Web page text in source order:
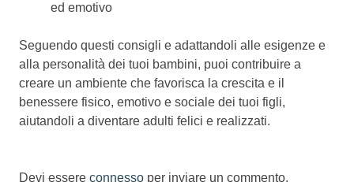
ed emotivo
Seguendo questi consigli e adattandoli alle esigenze e
alla personalità dei tuoi bambini, puoi contribuire a
creare un ambiente che favorisca la crescita e il
benessere fisico, emotivo e sociale dei tuoi figli,
aiutandoli a diventare adulti felici e realizzati.
Devi essere connesso per inviare un commento.